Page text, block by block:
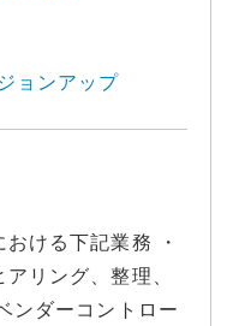
ョンアップ
ける下記業務 ・
リング、整理、
ンダーコントロー